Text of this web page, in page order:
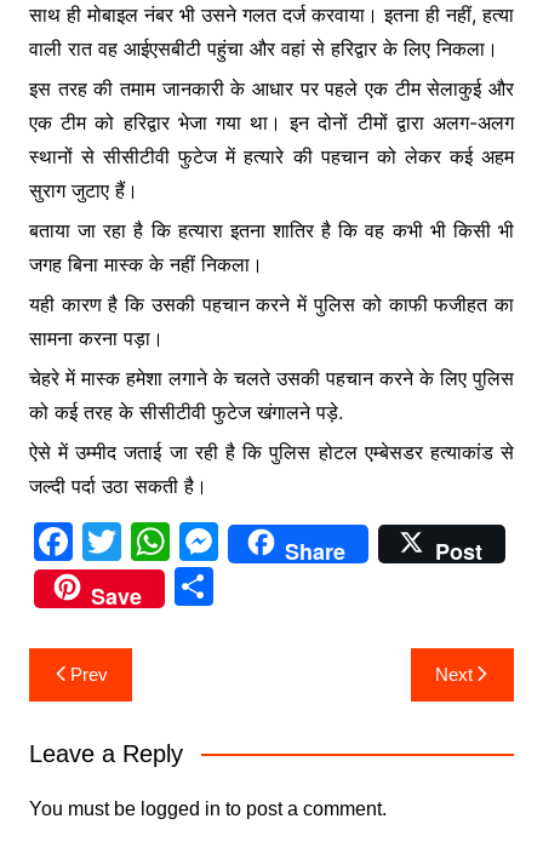
साथ ही मोबाइल नंबर भी उसने गलत दर्ज करवाया। इतना ही नहीं, हत्या
वाली रात वह आईएसबीटी पहुंचा और वहां से हरिद्वार के लिए निकला।
इस तरह की तमाम जानकारी के आधार पर पहले एक टीम सेलाकुई और
एक टीम को हरिद्वार भेजा गया था। इन दोनों टीमों द्वारा अलग-अलग
स्थानों से सीसीटीवी फुटेज में हत्यारे की पहचान को लेकर कई अहम
सुराग जुटाए हैं।
बताया जा रहा है कि हत्यारा इतना शातिर है कि वह कभी भी किसी भी
जगह बिना मास्क के नहीं निकला।
यही कारण है कि उसकी पहचान करने में पुलिस को काफी फजीहत का
सामना करना पड़ा।
चेहरे में मास्क हमेशा लगाने के चलते उसकी पहचान करने के लिए पुलिस
को कई तरह के सीसीटीवी फुटेज खंगालने पड़े.
ऐसे में उम्मीद जताई जा रही है कि पुलिस होटल एम्बेसडर हत्याकांड से
जल्दी पर्दा उठा सकती है।
F
a
c
e
b
o
k
T
w
itt
er
W
h
at
p
p
M
e
er
Share
Post
Save
S
Post
navigation
Prev Next
Leave a Reply
You must be logged in to post a comment.